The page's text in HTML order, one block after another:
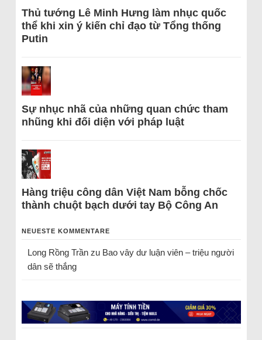
Thủ tướng Lê Minh Hưng làm nhục quốc
thể khi xin ý kiến chỉ đạo từ Tổng thống
Putin
Sự nhục nhã của những quan chức tham
nhũng khi đối diện với pháp luật
Hàng triệu công dân Việt Nam bỗng chốc
thành chuột bạch dưới tay Bộ Công An
NEUESTE KOMMENTARE
Long Rồng Trầnzu Bao vây dư luận viên – triệu người
dân sẽ thắng